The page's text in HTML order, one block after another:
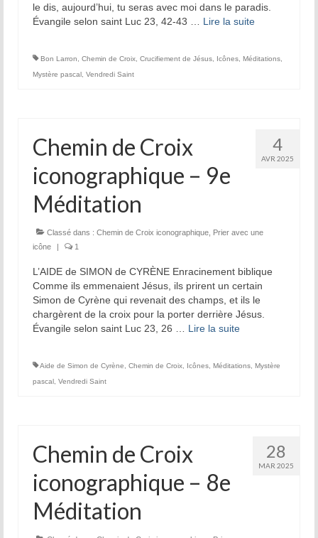
le dis, aujourd’hui, tu seras avec moi dans le paradis.
Évangile selon saint Luc 23, 42-43 … Lire la suite­­
Bon Larron, Chemin de Croix, Crucifiement de Jésus, Icônes, Méditations,
Mystère pascal , Vendredi Saint
4
AVR 2025
Chemin de Croix
iconographique – 9e
Méditation
Classé dans : Chemin de Croix iconographique, Prier avec une
icône
1
L’AIDE de SIMON de CYRÈNE Enracinement biblique
Comme ils emmenaient Jésus, ils prirent un certain
Simon de Cyrène qui revenait des champs, et ils le
chargèrent de la croix pour la porter derrière Jésus.
Évangile selon saint Luc 23, 26 … Lire la suite­­
Aide de Simon de Cyrène, Chemin de Croix, Icônes, Méditations, Mystère
pascal , Vendredi Saint
28
MAR 2025
Chemin de Croix
iconographique – 8e
Méditation